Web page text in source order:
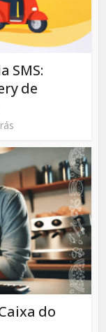
SMS:
de
do